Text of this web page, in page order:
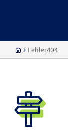
Fehler404